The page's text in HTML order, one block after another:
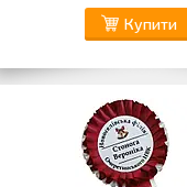
Купити